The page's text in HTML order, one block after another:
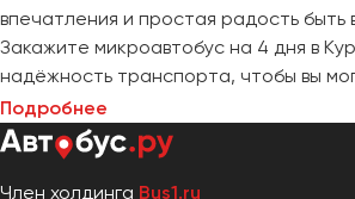
впечатления и простая радость быть
Закажите микроавтобус на 4 дня в
надёжность транспорта, чтобы вы
Подробнее
Член холдинга Bus1.ru